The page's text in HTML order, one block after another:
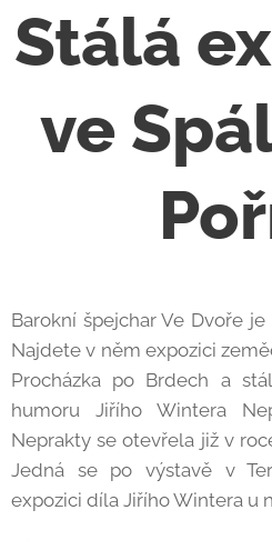
Stálá
ve
Barokní špejchar Ve Dvoře
Najdete v něm expozici
Procházka po Brdech a
humoru Jiřího Wintera
Neprakty se otevřela již v
Jedná se po výstavě v
expozici díla Jiřího Wintera u